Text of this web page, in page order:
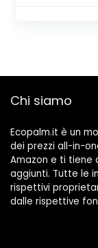
Chi siamo
Ecopalm.it è un
dei prezzi all-in-
Amazon e ti tiene
aggiunti. Tutte le
rispettivi
dalle rispettive